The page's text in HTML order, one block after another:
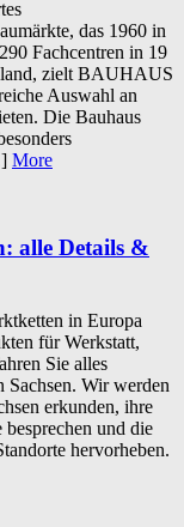
das 1960 in
Fachcentren in 19
zielt BAUHAUS
Auswahl an
Die Bauhaus
More
alle Details &
in Europa
für Werkstatt,
Sie alles
Sachsen. Wir werden
erkunden, ihre
und die
hervorheben.